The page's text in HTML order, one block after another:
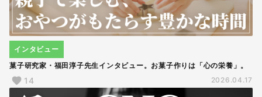
菓子研究家・福田淳子先生インタビュー。お菓子作りは「心の栄養」。
インタビュー
14 2026.04.17